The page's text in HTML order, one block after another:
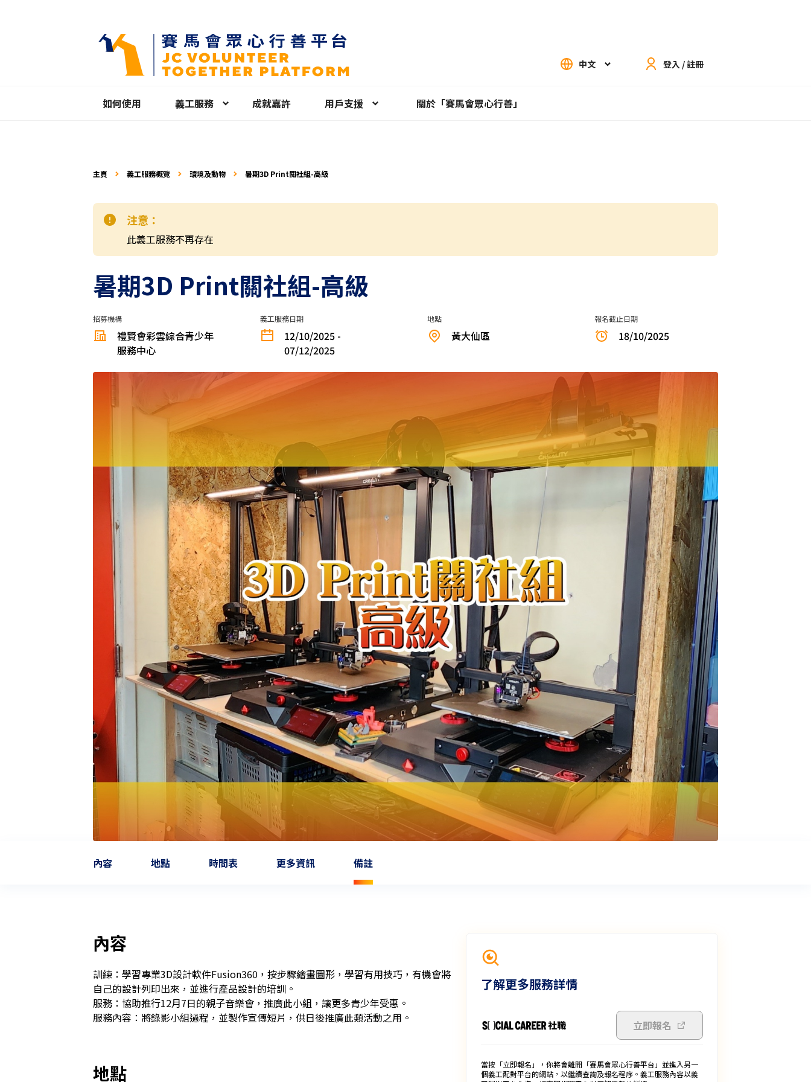
中文 登入 / 註冊
如何使用 義工服務 成就嘉許 用戶支援 關於「賽馬會眾心行善」
主頁 義工服務概覽 環境及動物 暑期3D Print關社組-高級
注意：
此義工服務不再存在
暑期3D Print關社組-高級
招募機構
禮賢會彩雲綜合青少年
服務中心
義工服務日期
12/10/2025 -
07/12/2025
地點
黃大仙區
報名截止日期
18/10/2025
內容 地點 時間表 更多資訊 備註
內容
訓練：學習專業3D設計軟件Fusion360，按步驟繪畫圖形，學習有用技巧，有機會將
自己的設計列印出來，並進行產品設計的培訓。
服務：協助推行12月7日的親子音樂會，推廣此小組，讓更多青少年受惠。
服務內容：將錄影小組過程，並製作宣傳短片，供日後推廣此類活動之用。
地點
了解更多服務詳情
立即報名
當按「立即報名」，你將會離開「賽馬會眾心行善平台」並進入另一
個義工配對平台的網站，以繼續查詢及報名程序。義工服務內容以義